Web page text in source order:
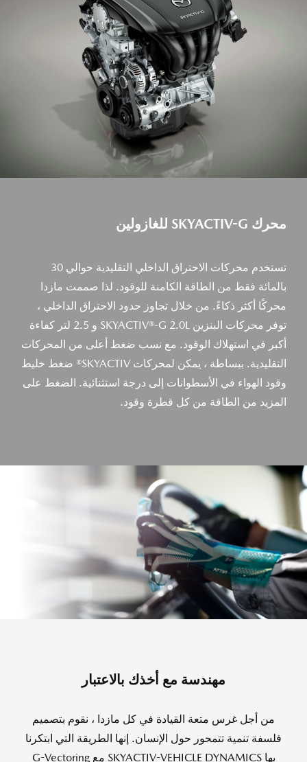
محرك SKYACTIV-G للغازولين
تستخدم محركات الاحتراق الداخلي التقليدية حوالي 30
بالمائة فقط من الطاقة الكامنة للوقود. لذا صممت مازدا
محركًا أكثر ذكاءً. من خلال تجاوز حدود الاحتراق الداخلي ،
توفر محركات البنزين SKYACTIV®-G 2.0L و 2.5 لتر كفاءة
أكبر في استهلاك الوقود. مع نسب ضغط أعلى من المحركات
التقليدية. ببساطة ، يمكن لمحركات SKYACTIV® ضغط خليط
وقود الهواء في الأسطوانات إلى درجة استثنائية. الضغط على
المزيد من الطاقة من كل قطرة وقود.
مهندسة مع أخذك بالاعتبار
من أجل غرس متعة القيادة في كل مازدا ، نقوم بتصميم
فلسفة تنمية تتمحور حول الإنسان. إنها الطريقة التي ابتكرنا
بها SKYACTIV-VEHICLE DYNAMICS مع G-Vectoring